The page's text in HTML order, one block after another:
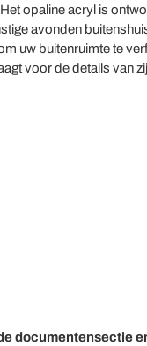
opaline acryl is
avonden
uw buitenruimte te
voor de details van
documentensectie